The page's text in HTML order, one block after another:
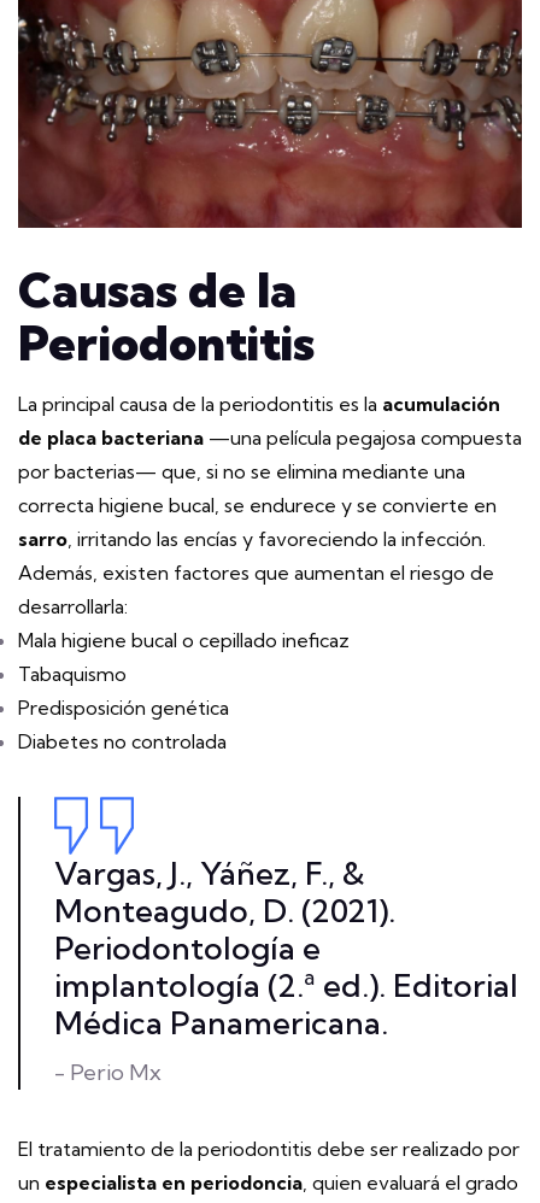
Causas de la
Periodontitis
La principal causa de la periodontitis es la acumulación
de placa bacteriana —una película pegajosa compuesta
por bacterias— que, si no se elimina mediante una
correcta higiene bucal, se endurece y se convierte en
sarro, irritando las encías y favoreciendo la infección.
Además, existen factores que aumentan el riesgo de
desarrollarla:
Mala higiene bucal o cepillado ineficaz
Tabaquismo
Predisposición genética
Diabetes no controlada
Vargas, J., Yáñez, F., &
Monteagudo, D. (2021).
Periodontología e
implantología (2.ª ed.). Editorial
Médica Panamericana.
- Perio Mx
El tratamiento de la periodontitis debe ser realizado por
un especialista en periodoncia, quien evaluará el grado